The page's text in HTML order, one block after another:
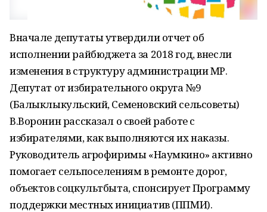
Вначале депутаты утвердили отчет об
исполнении райбюджета за 2018 год, внесли
изменения в структуру администрации МР.
Депутат от избирательного округа №9
(Балыклыкульский, Семеновский сельсоветы)
В.Воронин рассказал о своей работе с
избирателями, как выполняются их наказы.
Руководитель агрофиримы «Наумкино» активно
помогает сельпоселениям в ремонте дорог,
объектов соцкультбыта, спонсирует Программу
поддержки местных инициатив (ППМИ).